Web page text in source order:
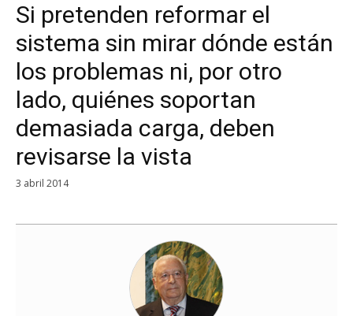
Si pretenden reformar el
sistema sin mirar dónde están
los problemas ni, por otro
lado, quiénes soportan
demasiada carga, deben
revisarse la vista
3 abril 2014